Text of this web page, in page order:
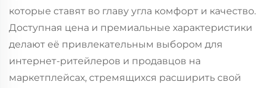
которые ставят во главу угла комфорт и качество.
Доступная цена и премиальные характеристики
делают её привлекательным выбором для
интернет-ритейлеров и продавцов на
маркетплейсах, стремящихся расширить свой